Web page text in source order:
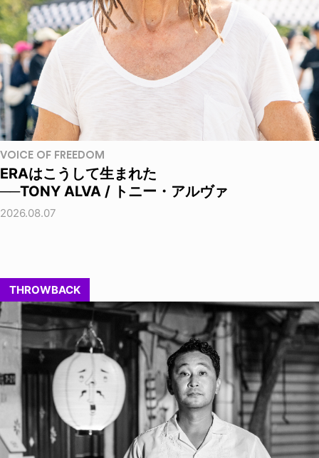
VOICE OF FREEDOM
ERAはこうして生まれた
──TONY ALVA / トニー・アルヴァ
2026.08.07
THROWBACK